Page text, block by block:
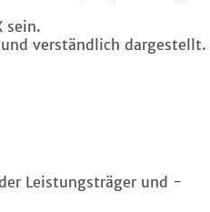
sein.
und verständlich dargestellt.
Leistungsträger und -